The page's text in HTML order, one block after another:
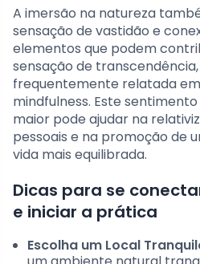
A imersão na natureza
sensação de vastidão e
elementos que podem
sensação de
frequentemente relatada
mindfulness. Este
maior pode ajudar na
pessoais e na promoção de
vida mais equilibrada.
Dicas para se
e iniciar a prática
Escolha um Local